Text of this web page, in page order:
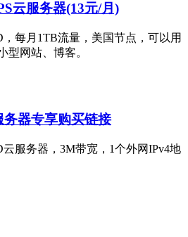
云服务器(13元/月)
，每月1TB流量，美国节点，可以用
型网站、博客。
务器专享购买链接
云服务器，3M带宽，1个外网IPv4地